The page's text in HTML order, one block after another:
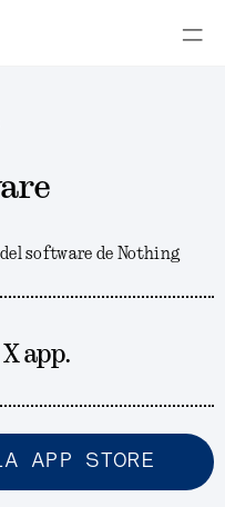
software de Nothing
app.
APP STORE